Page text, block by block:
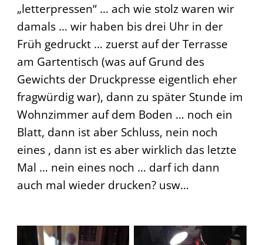
„letterpressen“ … ach wie stolz waren wir
damals … wir haben bis drei Uhr in der
Früh gedruckt … zuerst auf der Terrasse
am Gartentisch (was auf Grund des
Gewichts der Druckpresse eigentlich eher
fragwürdig war), dann zu später Stunde im
Wohnzimmer auf dem Boden … noch ein
Blatt, dann ist aber Schluss, nein noch
eines , dann ist es aber wirklich das letzte
Mal … nein eines noch … darf ich dann
auch mal wieder drucken? usw…